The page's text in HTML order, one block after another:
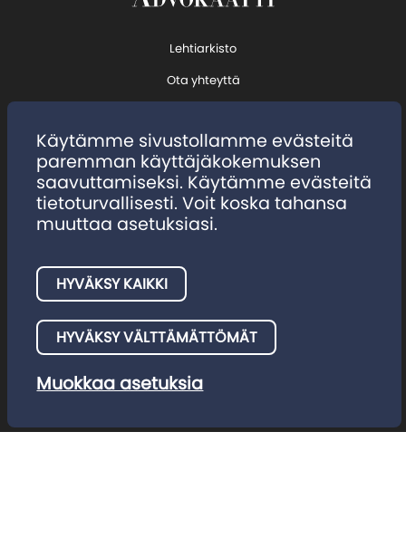
Lehtiarkisto
Ota yhteyttä
Tilaus ja osoitteenmuutos
Käytämme sivustollamme evästeitä
paremman käyttäjäkokemuksen
saavuttamiseksi. Käytämme evästeitä
tietoturvallisesti. Voit koska tahansa
muuttaa asetuksiasi.
HYVÄKSY VÄLTTÄMÄTTÖMÄT
HYVÄKSY KAIKKI
Muokkaa asetuksia